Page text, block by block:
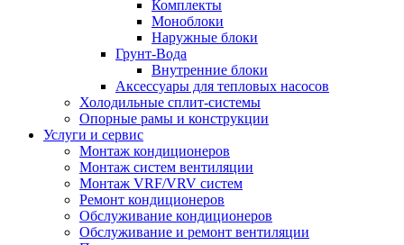
Комплекты
Моноблоки
Наружные блоки
Грунт-Вода
Внутренние блоки
Аксессуары для тепловых насосов
Холодильные сплит-системы
Опорные рамы и конструкции
Услуги и сервис
Монтаж кондиционеров
Монтаж систем вентиляции
Монтаж VRF/VRV систем
Ремонт кондиционеров
Обслуживание кондиционеров
Обслуживание и ремонт вентиляции